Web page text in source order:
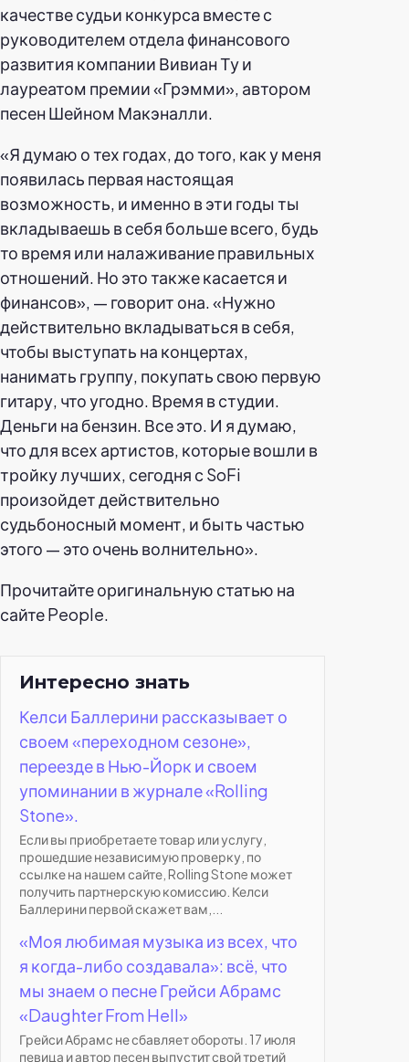
качестве судьи конкурса вместе с
руководителем отдела финансового
развития компании Вивиан Ту и
лауреатом премии «Грэмми», автором
песен Шейном Макэналли.
«Я думаю о тех годах, до того, как у меня
появилась первая настоящая
возможность, и именно в эти годы ты
вкладываешь в себя больше всего, будь
то время или налаживание правильных
отношений. Но это также касается и
финансов», — говорит она. «Нужно
действительно вкладываться в себя,
чтобы выступать на концертах,
нанимать группу, покупать свою первую
гитару, что угодно. Время в студии.
Деньги на бензин. Все это. И я думаю,
что для всех артистов, которые вошли в
тройку лучших, сегодня с SoFi
произойдет действительно
судьбоносный момент, и быть частью
этого — это очень волнительно».
Прочитайте оригинальную статью на
сайте People.
Интересно знать
Келси Баллерини рассказывает о
своем «переходном сезоне»,
переезде в Нью-Йорк и своем
упоминании в журнале «Rolling
Stone».
Если вы приобретаете товар или услугу,
прошедшие независимую проверку, по
ссылке на нашем сайте, Rolling Stone может
получить партнерскую комиссию. Келси
Баллерини первой скажет вам,...
«Моя любимая музыка из всех, что
я когда-либо создавала»: всё, что
мы знаем о песне Грейси Абрамс
«Daughter From Hell»
Грейси Абрамс не сбавляет обороты. 17 июля
певица и автор песен выпустит свой третий